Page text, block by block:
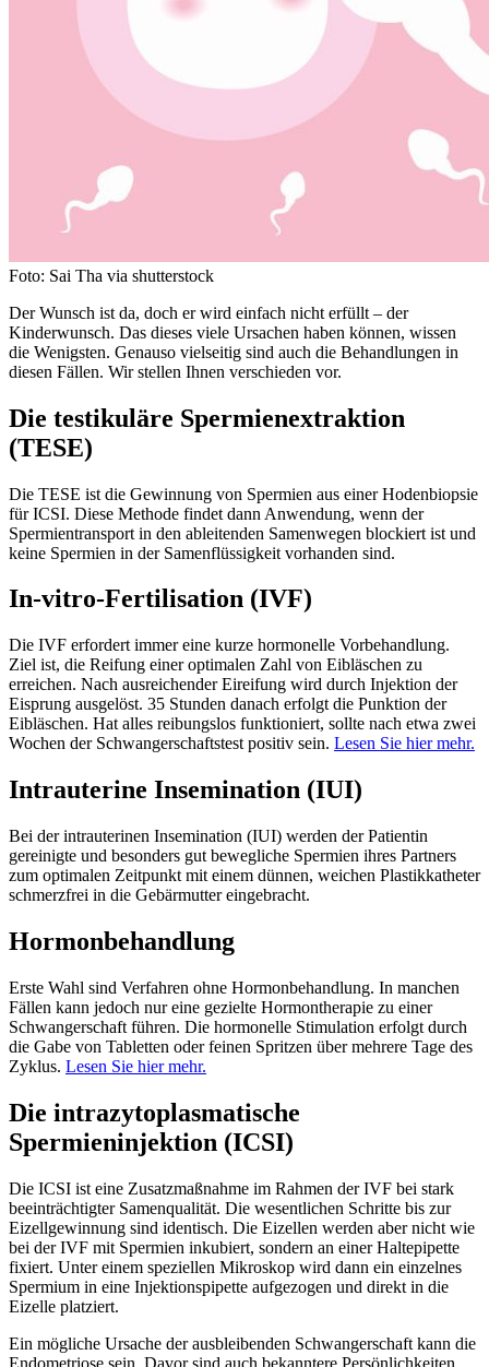
Foto: Sai Tha via shutterstock
Der Wunsch ist da, doch er wird einfach nicht erfüllt – der
Kinderwunsch. Das dieses viele Ursachen haben können, wissen
die Wenigsten. Genauso vielseitig sind auch die Behandlungen in
diesen Fällen. Wir stellen Ihnen verschieden vor.
Die testikuläre Spermienextraktion
(TESE)
Die TESE ist die Gewinnung von Spermien aus einer Hodenbiopsie
für ICSI. Diese Methode findet dann Anwendung, wenn der
Spermientransport in den ableitenden Samenwegen blockiert ist und
keine Spermien in der Samenflüssigkeit vorhanden sind.
In-vitro-Fertilisation (IVF)
Die IVF erfordert immer eine kurze hormonelle Vorbehandlung.
Ziel ist, die Reifung einer optimalen Zahl von Eibläschen zu
erreichen. Nach ausreichender Eireifung wird durch Injektion der
Eisprung ausgelöst. 35 Stunden danach erfolgt die Punktion der
Eibläschen. Hat alles reibungslos funktioniert, sollte nach etwa zwei
Wochen der Schwangerschaftstest positiv sein. Lesen Sie hier mehr.
Intrauterine Insemination (IUI)
Bei der intrauterinen Insemination (IUI) werden der Patientin
gereinigte und besonders gut bewegliche Spermien ihres Partners
zum optimalen Zeitpunkt mit einem dünnen, weichen Plastikkatheter
schmerzfrei in die Gebärmutter eingebracht.
Hormonbehandlung
Erste Wahl sind Verfahren ohne Hormonbehandlung. In manchen
Fällen kann jedoch nur eine gezielte Hormontherapie zu einer
Schwangerschaft führen. Die hormonelle Stimulation erfolgt durch
die Gabe von Tabletten oder feinen Spritzen über mehrere Tage des
Zyklus. Lesen Sie hier mehr.
Die intrazytoplasmatische
Spermieninjektion (ICSI)
Die ICSI ist eine Zusatzmaßnahme im Rahmen der IVF bei stark
beeinträchtigter Samenqualität. Die wesentlichen Schritte bis zur
Eizellgewinnung sind identisch. Die Eizellen werden aber nicht wie
bei der IVF mit Spermien inkubiert, sondern an einer Haltepipette
fixiert. Unter einem speziellen Mikroskop wird dann ein einzelnes
Spermium in eine Injektionspipette aufgezogen und direkt in die
Eizelle platziert.
Ein mögliche Ursache der ausbleibenden Schwangerschaft kann die
Endometriose sein. Davor sind auch bekanntere Persönlichkeiten